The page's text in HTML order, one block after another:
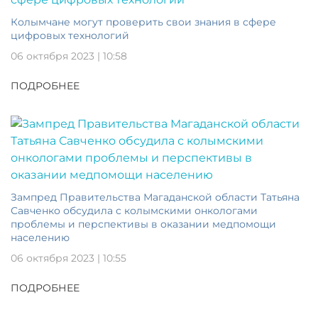
Колымчане могут проверить свои знания в сфере
цифровых технологий
06 октября 2023 | 10:58
ПОДРОБНЕЕ
Зампред Правительства Магаданской области Татьяна
Савченко обсудила с колымскими онкологами
проблемы и перспективы в оказании медпомощи
населению
06 октября 2023 | 10:55
ПОДРОБНЕЕ